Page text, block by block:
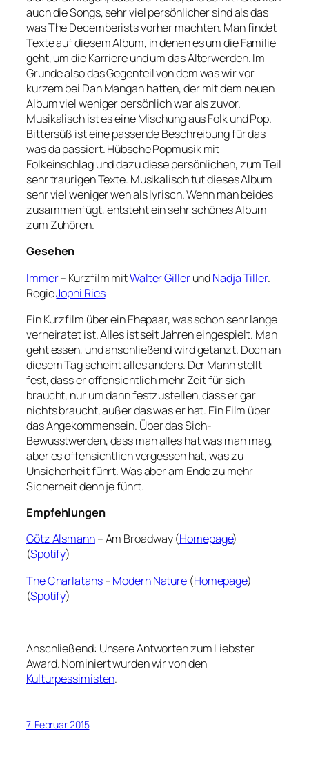
auch die Songs, sehr viel persönlicher sind als das
was The Decemberists vorher machten. Man findet
Texte auf diesem Album, in denen es um die Familie
geht, um die Karriere und um das Älterwerden. Im
Grunde also das Gegenteil von dem was wir vor
kurzem bei Dan Mangan hatten, der mit dem neuen
Album viel weniger persönlich war als zuvor.
Musikalisch ist es eine Mischung aus Folk und Pop.
Bittersüß ist eine passende Beschreibung für das
was da passiert. Hübsche Popmusik mit
Folkeinschlag und dazu diese persönlichen, zum Teil
sehr traurigen Texte. Musikalisch tut dieses Album
sehr viel weniger weh als lyrisch. Wenn man beides
zusammenfügt, entsteht ein sehr schönes Album
zum Zuhören.
Gesehen
Immer– Kurzfilm mitWalter GillerundNadja Tiller.
RegieJophi Ries
Ein Kurzfilm über ein Ehepaar, was schon sehr lange
verheiratet ist. Alles ist seit Jahren eingespielt. Man
geht essen, und anschließend wird getanzt. Doch an
diesem Tag scheint alles anders. Der Mann stellt
fest, dass er offensichtlich mehr Zeit für sich
braucht, nur um dann festzustellen, dass er gar
nichts braucht, außer das was er hat. Ein Film über
das Angekommensein. Über das Sich-
Bewusstwerden, dass man alles hat was man mag,
aber es offensichtlich vergessen hat, was zu
Unsicherheit führt. Was aber am Ende zu mehr
Sicherheit denn je führt.
Empfehlungen
Götz Alsmann– Am Broadway (Homepage)
(Spotify)
The Charlatans–Modern Nature (Homepage)
(Spotify)
Anschließend: Unsere Antworten zum Liebster
Award. Nominiert wurden wir von den
Kulturpessimisten.
7. Februar 2015